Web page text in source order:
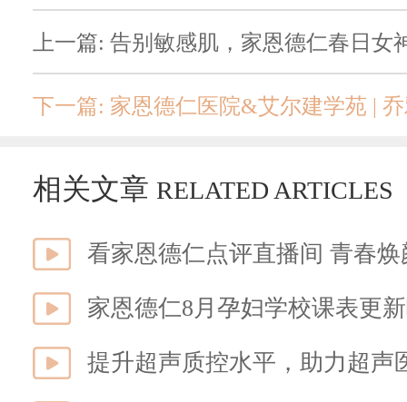
上一篇: 告别敏感肌，家恩德仁春日女
下一篇: 家恩德仁医院&艾尔建学苑 |
相关文章 RELATED ARTICLES
看家恩德仁点评直播间 青春
家恩德仁8月孕妇学校课表更